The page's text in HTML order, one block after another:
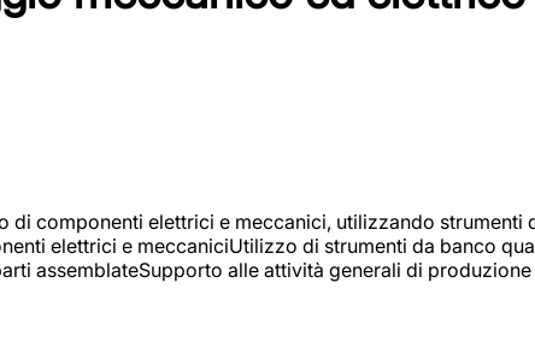
di componenti elettrici e meccanici, utilizzando
elettrici e meccaniciUtilizzo di strumenti da banco
assemblateSupporto alle attività generali di produzione